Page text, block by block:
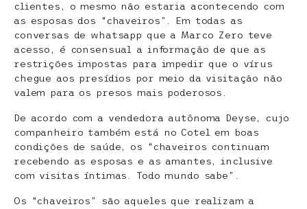
clientes, o mesmo não estaria acontecendo com
as esposas dos “chaveiros”. Em todas as
conversas de whatsapp que a Marco Zero teve
acesso, é consensual a informação de que as
restrições impostas para impedir que o vírus
chegue aos presídios por meio da visitação não
valem para os presos mais poderosos.
De acordo com a vendedora autônoma Deyse, cujo
companheiro também está no Cotel em boas
condições de saúde, os “chaveiros continuam
recebendo as esposas e as amantes, inclusive
com visitas íntimas. Todo mundo sabe”.
Os “chaveiros” são aqueles que realizam a